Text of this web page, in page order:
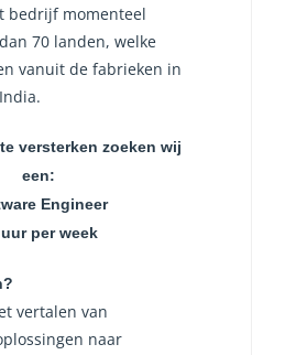
bedrijf momenteel
70 landen, welke
vanuit de fabrieken in
versterken zoeken wij
een:
Engineer
per week
vertalen van
naar